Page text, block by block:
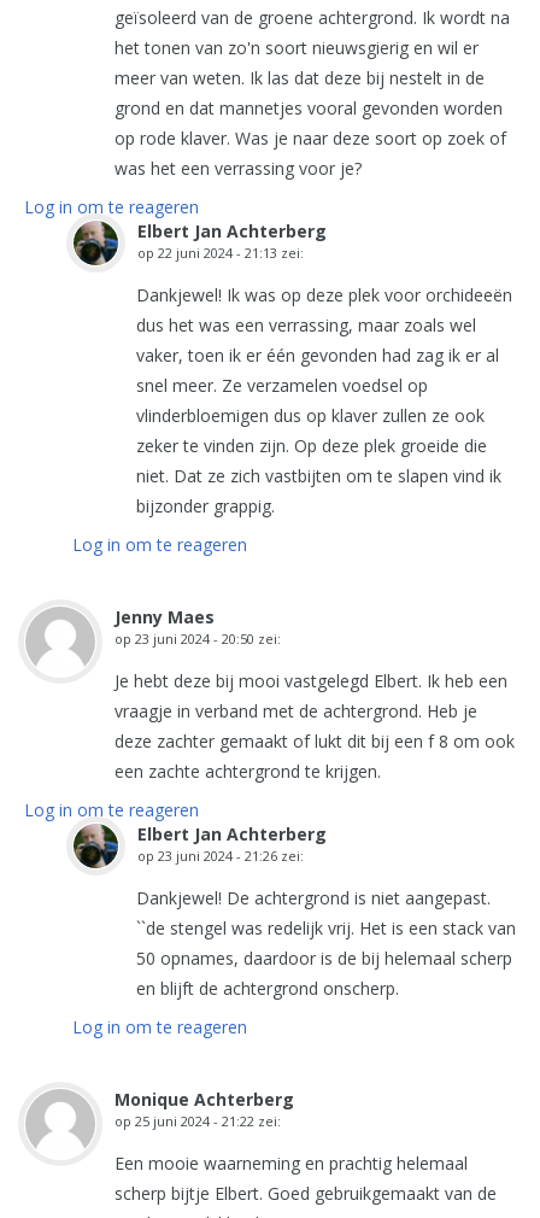
geïsoleerd van de groene achtergrond. Ik wordt na
het tonen van zo'n soort nieuwsgierig en wil er
meer van weten. Ik las dat deze bij nestelt in de
grond en dat mannetjes vooral gevonden worden
op rode klaver. Was je naar deze soort op zoek of
was het een verrassing voor je?
Log in om te reageren
Elbert Jan Achterberg
op 22 juni 2024 - 21:13 zei:
Dankjewel! Ik was op deze plek voor orchideeën
dus het was een verrassing, maar zoals wel
vaker, toen ik er één gevonden had zag ik er al
snel meer. Ze verzamelen voedsel op
vlinderbloemigen dus op klaver zullen ze ook
zeker te vinden zijn. Op deze plek groeide die
niet. Dat ze zich vastbijten om te slapen vind ik
bijzonder grappig.
Log in om te reageren
Jenny Maes
op 23 juni 2024 - 20:50 zei:
Je hebt deze bij mooi vastgelegd Elbert. Ik heb een
vraagje in verband met de achtergrond. Heb je
deze zachter gemaakt of lukt dit bij een f 8 om ook
een zachte achtergrond te krijgen.
Log in om te reageren
Elbert Jan Achterberg
op 23 juni 2024 - 21:26 zei:
Dankjewel! De achtergrond is niet aangepast.
``de stengel was redelijk vrij. Het is een stack van
50 opnames, daardoor is de bij helemaal scherp
en blijft de achtergrond onscherp.
Log in om te reageren
Monique Achterberg
op 25 juni 2024 - 21:22 zei:
Een mooie waarneming en prachtig helemaal
scherp bijtje Elbert. Goed gebruikgemaakt van de